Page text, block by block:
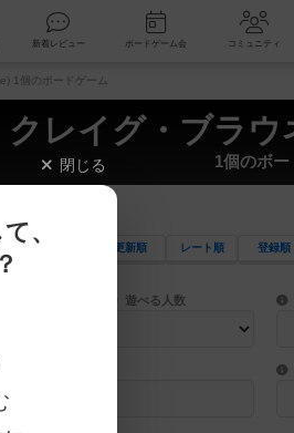
ース 検索 新着レビュー ボードゲーム会
1個のボードゲーム
クレイグ・ブラ
1個のボー
更新順 レート順 登録順
リーワード検索ができます。
して検索できます。 プレイ対象人数に含まれるボ
遊べる人数
場人物などモチーフ・ストーリーを指定すること
ーバー
閉じる
、